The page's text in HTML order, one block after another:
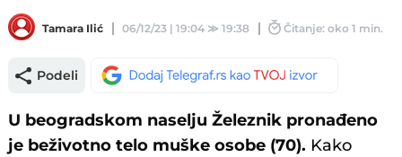
Tamara Ilić 06/12/23 | 19:04 ≫19:38 Čitanje: oko 1 min.
Podeli
U beogradskom naselju Železnik pronađeno
je beživotno telo muške osobe (70). Kako